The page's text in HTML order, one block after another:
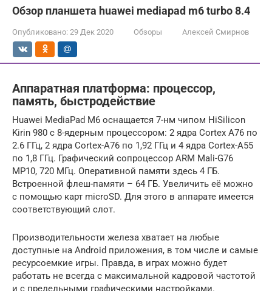
Обзор планшета huawei mediapad m6 turbo 8.4
Опубликовано: 29 Дек 2020 Обзоры Алексей Смирнов
Аппаратная платформа: процессор,
память, быстродействие
Huawei MediaPad M6 оснащается 7-нм чипом HiSilicon
Kirin 980 с 8-ядерным процессором: 2 ядра Cortex A76 по
2.6 ГГц, 2 ядра Cortex-A76 по 1,92 ГГц и 4 ядра Cortex-A55
по 1,8 ГГц. Графический сопроцессор ARM Mali-G76
MP10, 720 МГц. Оперативной памяти здесь 4 ГБ.
Встроенной флеш-памяти – 64 ГБ. Увеличить её можно
с помощью карт microSD. Для этого в аппарате имеется
соответствующий слот.
Производительности железа хватает на любые
доступные на Android приложения, в том числе и самые
ресурсоемкие игры. Правда, в играх можно будет
работать не всегда с максимальной кадровой частотой
и с предельными графическими настройками.